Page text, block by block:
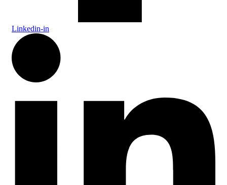
Linkedin-in